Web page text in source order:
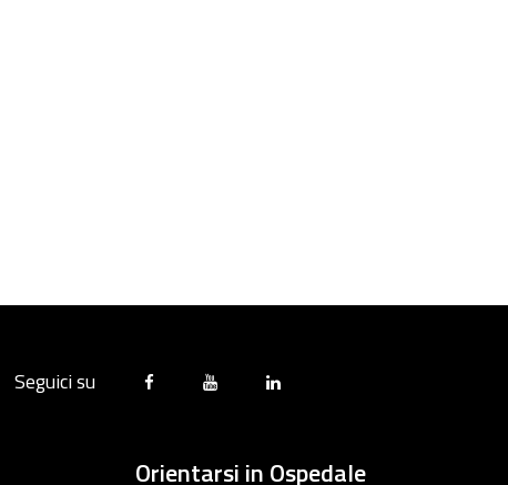
Seguici su
Orientarsi in Ospedale